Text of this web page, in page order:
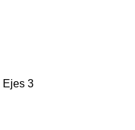
Ejes 3